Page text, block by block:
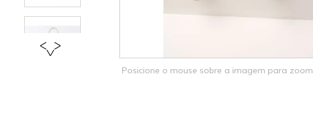
Posicione o mouse sobre a imagem para zoom